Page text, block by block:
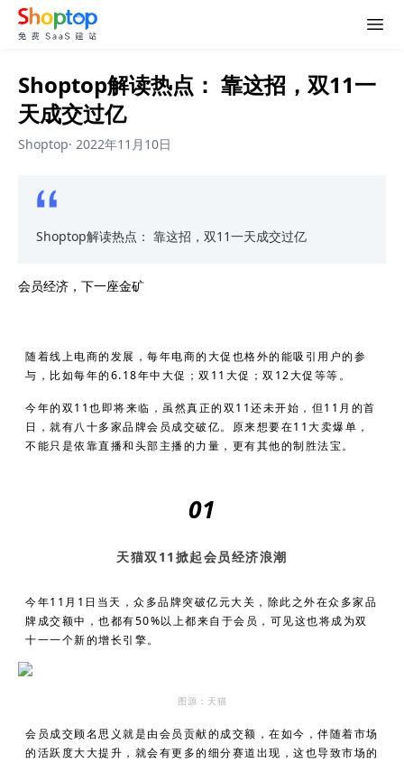
Shoptop解读热点： 靠这招，双11一
天成交过亿
Shoptop· 2022年11月10日
Shoptop解读热点： 靠这招，双11一天成交过亿
会员经济，下一座金矿
随着线上电商的发展，每年电商的大促也格外的能吸引用户的参
与，比如每年的6.18年中大促；双11大促；双12大促等等。
今年的双11也即将来临，虽然真正的双11还未开始，但11月的首
日，就有八十多家品牌会员成交破亿。原来想要在11大卖爆单，
不能只是依靠直播和头部主播的力量，更有其他的制胜法宝。
01
天猫双11掀起会员经济浪潮
今年11月1日当天，众多品牌突破亿元大关，除此之外在众多家品
牌成交额中，也都有50%以上都来自于会员，可见这也将成为双
十一一个新的增长引擎。
图源：天猫
会员成交顾名思义就是由会员贡献的成交额，在如今，伴随着市场
的活跃度大大提升，就会有更多的细分赛道出现，这也导致市场的